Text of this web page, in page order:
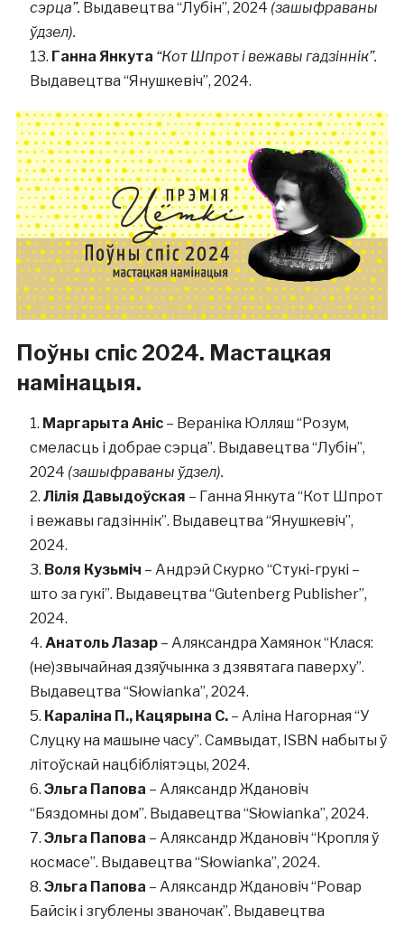
сэрца”. Выдавецтва “Лубін”, 2024 (зашыфраваны
ўдзел).
Ганна Янкута “Кот Шпрот і вежавы гадзіннік”.
Выдавецтва “Янушкевіч”, 2024.
Поўны спіс 2024. Мастацкая
намінацыя.
Маргарыта Аніс– Вераніка Юлляш “Розум,
смеласць і добрае сэрца”. Выдавецтва “Лубін”,
2024 (зашыфраваны ўдзел).
Лілія Давыдоўская – Ганна Янкута “Кот Шпрот
і вежавы гадзіннік”. Выдавецтва “Янушкевіч”,
2024.
Воля Кузьміч – Андрэй Скурко “Стукі-грукі –
што за гукі”. Выдавецтва “Gutenberg Publisher”,
2024.
Анатоль Лазар – Аляксандра Хамянок “Клася:
(не)звычайная дзяўчынка з дзявятага паверху”.
Выдавецтва “Słowianka”, 2024.
Караліна П., Кацярына С.– Аліна Нагорная “У
Слуцку на машыне часу”. Самвыдат, ISBN набыты ў
літоўскай нацбібліятэцы, 2024.
Эльга Папова – Аляксандр Ждановіч
“Бяздомны дом”. Выдавецтва “Słowianka”, 2024.
Эльга Папова – Аляксандр Ждановіч “Кропля ў
космасе”. Выдавецтва “Słowianka”, 2024.
Эльга Папова – Аляксандр Ждановіч “Ровар
Байсік і згублены званочак”. Выдавецтва